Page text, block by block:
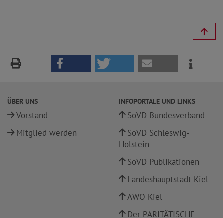
ÜBER UNS
Vorstand
Mitglied werden
INFOPORTALE UND LINKS
SoVD Bundesverband
SoVD Schleswig-
Holstein
SoVD Publikationen
Landeshauptstadt Kiel
AWO Kiel
Der PARITÄTISCHE